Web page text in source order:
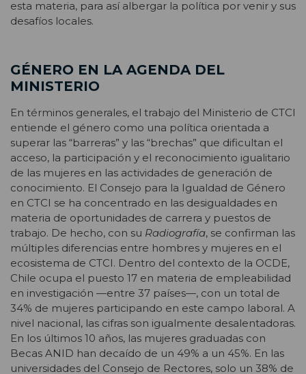
esta materia, para así albergar la política por venir y sus
desafíos locales.
GÉNERO EN LA AGENDA DEL
MINISTERIO
En términos generales, el trabajo del Ministerio de CTCI
entiende el género como una política orientada a
superar las “barreras” y las “brechas” que dificultan el
acceso, la participación y el reconocimiento igualitario
de las mujeres en las actividades de generación de
conocimiento. El Consejo para la Igualdad de Género
en CTCI se ha concentrado en las desigualdades en
materia de oportunidades de carrera y puestos de
trabajo. De hecho, con su Radiografía, se confirman las
múltiples diferencias entre hombres y mujeres en el
ecosistema de CTCI. Dentro del contexto de la OCDE,
Chile ocupa el puesto 17 en materia de empleabilidad
en investigación —entre 37 países—, con un total de
34% de mujeres participando en este campo laboral. A
nivel nacional, las cifras son igualmente desalentadoras.
En los últimos 10 años, las mujeres graduadas con
Becas ANID han decaído de un 49% a un 45%. En las
universidades del Consejo de Rectores, solo un 38% de